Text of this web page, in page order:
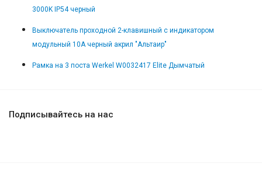
3000K IP54 черный
Выключатель проходной 2-клавишный с индикатором
модульный 10А черный акрил "Альтаир"
Рамка на 3 поста Werkel W0032417 Elite Дымчатый
Подписывайтесь на нас